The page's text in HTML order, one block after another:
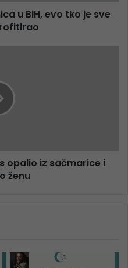
u BiH, evo tko je sve
opalio iz sačmarice i
ženu